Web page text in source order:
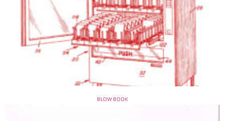
BLOW BOOK